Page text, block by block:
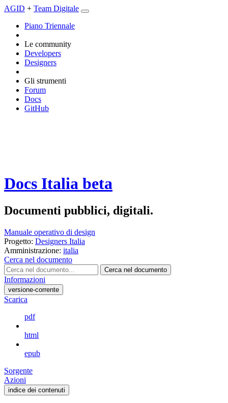
AGID + Team Digitale
Piano Triennale
Le community
Developers
Designers
Gli strumenti
Forum
Docs
GitHub
Docs Italia beta
Documenti pubblici, digitali.
Manuale operativo di design
Progetto: Designers Italia
Amministrazione: italia
Cerca nel documento
Cerca nel documento
Informazioni
versione-corrente
Scarica
pdf
html
epub
Sorgente
Azioni
indice dei contenuti